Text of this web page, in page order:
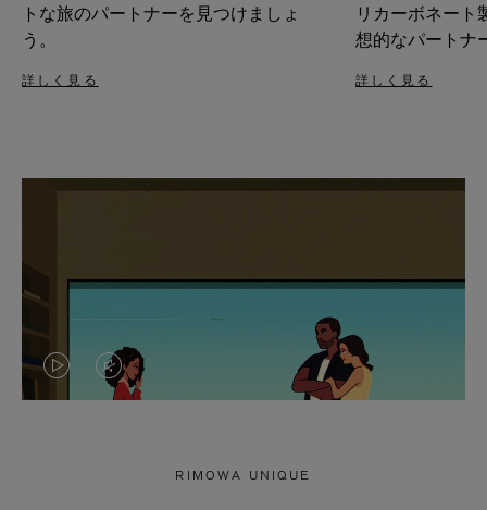
トな旅のパートナーを見つけましょ
う。
詳しく見る
リカーボネート
想的なパートナ
詳しく見る
VIDEOVIDEO
RIMOWA UNIQUE